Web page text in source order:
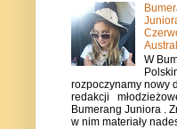
W
rozpoczynamy nowy
redakcji
Bumerang Juniora .
w nim materiały